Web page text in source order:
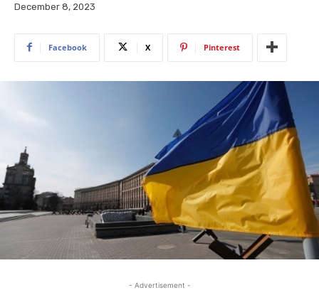
December 8, 2023
Facebook X Pinterest
- Advertisement -